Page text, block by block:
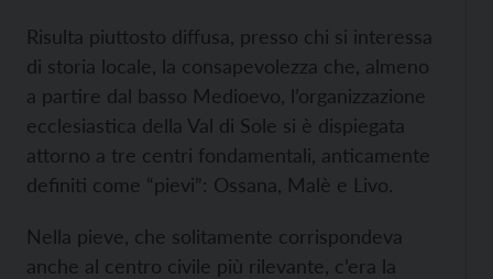
Risulta piuttosto diffusa, presso chi si interessa
di storia locale, la consapevolezza che, almeno
a partire dal basso Medioevo, l’organizzazione
ecclesiastica della Val di Sole si è dispiegata
attorno a tre centri fondamentali, anticamente
definiti come “pievi”: Ossana, Malè e Livo.
Nella pieve, che solitamente corrispondeva
anche al centro civile più rilevante, c’era la